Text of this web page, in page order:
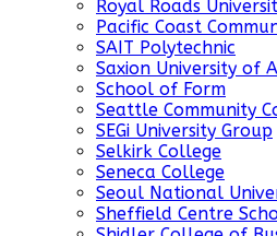
Royal Roads
Pacific Coast
SAIT Polytechnic
Saxion University of
School of Form
Seattle Community
SEGi University Group
Selkirk College
Seneca College
Seoul National
Sheffield Centre